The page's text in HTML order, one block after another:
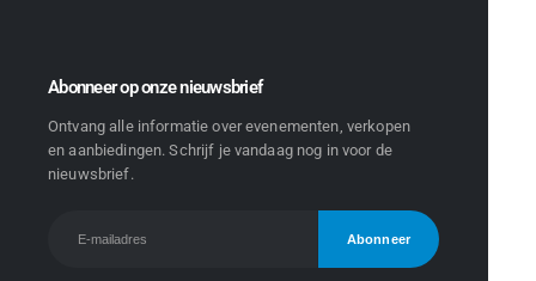
Abonneer op onze nieuwsbrief
Ontvang alle informatie over evenementen, verkopen
en aanbiedingen. Schrijf je vandaag nog in voor de
nieuwsbrief.